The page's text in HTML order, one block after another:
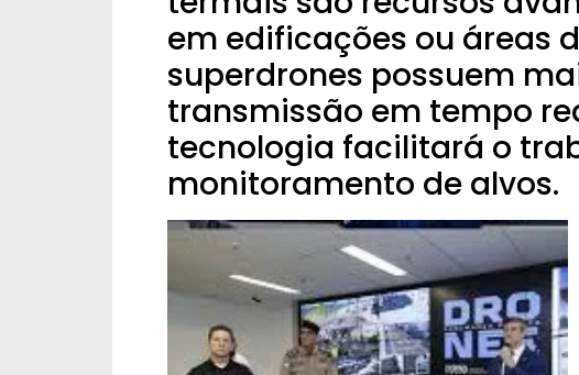
em edificações ou áreas
superdrones possuem
transmissão em tempo
tecnologia facilitará o
monitoramento de alvos.